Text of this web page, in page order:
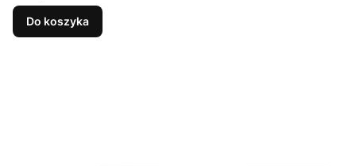
Do koszyka